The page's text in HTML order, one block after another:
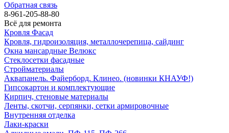
Обратная связь
8-961-205-88-80
Всё для ремонта
Кровля Фасад
Кровля, гидроизоляция, металлочерепица, сайдинг
Окна мансардные Велюкс
Стеклосетки фасадные
Стройматериалы
Аквапанель. Файерборд. Клинео. (новинки КНАУФ!)
Гипсокартон и комплектующие
Кирпич, стеновые материалы
Ленты, скотчи, серпянки, сетки армировочные
Внутренняя отделка
Лаки-краски